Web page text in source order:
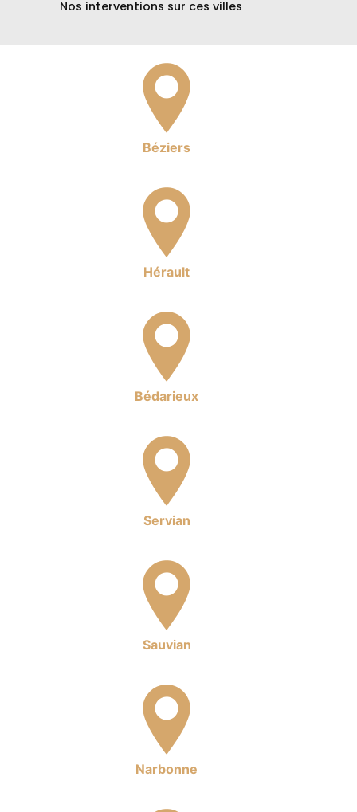
Nos interventions sur ces villes
Béziers
Hérault
Bédarieux
Servian
Sauvian
Narbonne